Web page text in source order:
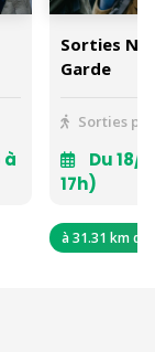
à
Sorties
Garde
Sorties
Du 18/
17h)
à 31.31 km de